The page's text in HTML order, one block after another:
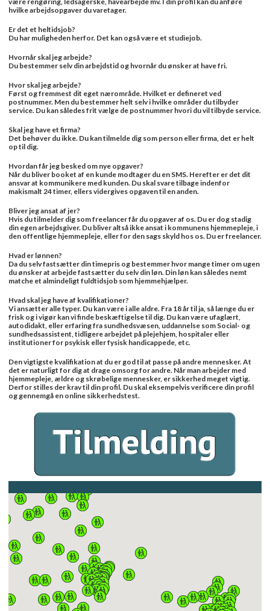
hvilke arbejdsopgaver du varetager.
Er det et heltidsjob?
Du har muligheden herfor. Det kan også være et studiejob.
Hvornår skal jeg arbejde?
Du bestemmer selv din arbejdstid og hvornår du ønsker at have fri.
Hvor skal jeg arbejde?
Først og fremmest dit eget nærområde. Hvilket er defineret ved
postnummer. Men du bestemmer helt selv i hvilke områder du tilbyder
service. Du kan således frit vælge de postnummer hvori du vil tilbyde service.
Skal jeg have et firma?
Det behøver du ikke. Du kan tilmelde dig som person eller firma, det er helt
op til dig.
Hvordan får jeg besked om nye opgaver?
Når du bliver booket af en kunde modtager du en SMS. Herefter er det dit
ansvar at kommunikere med kunden. Du skal svare tilbage indenfor
makismalt 24 timer, ellers vidergives opgaven til en anden.
Bliver jeg ansat af jer?
Hvis du tilmelder dig som freelancer får du opgaver af os. Du er dog stadig
din egen arbejdsgiver. Du bliver altså ikke ansat i kommunens hjemmepleje, i
den offentlige hjemmepleje, eller for den sags skyld hos os. Du er freelancer.
Hvad er lønnen?
Da du selv fastsætter din timepris og bestemmer hvor mange timer om ugen
du ønsker at arbejde fastsætter du selv din løn. Din løn kan således nemt
matche et almindeligt fuldtidsjob som hjemmehjælper.
Hvad skal jeg have af kvalifikationer?
Vi ansætter alle typer. Du kan være i alle aldre. Fra 18 år til ja, så længe du er
frisk og i vigør kan vi finde beskæftigelse til dig. Du kan være ufaglært,
autodidakt, eller erfaring fra sundhedsvæsen, uddannelse som Social- og
sundhedsassistent, tidligere arbejdet på plejehjem, hospitaler eller
institutioner for psykisk eller fysisk handicappede, etc.
Den vigtigste kvalifikation at du er god til at passe på andre mennesker. At
det er naturligt for dig at drage omsorg for andre. Når man arbejder med
hjemmepleje, ældre og skrøbelige mennesker, er sikkerhed meget vigtig.
Derfor stilles der krav til din profil. Du skal eksempelvis verificere din profil
og gennemgå en online sikkerhedstest.